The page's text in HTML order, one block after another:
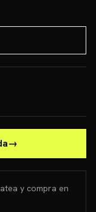
→
y compra en